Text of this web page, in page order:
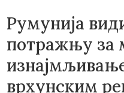
Румунија
потражњу за
врхунским